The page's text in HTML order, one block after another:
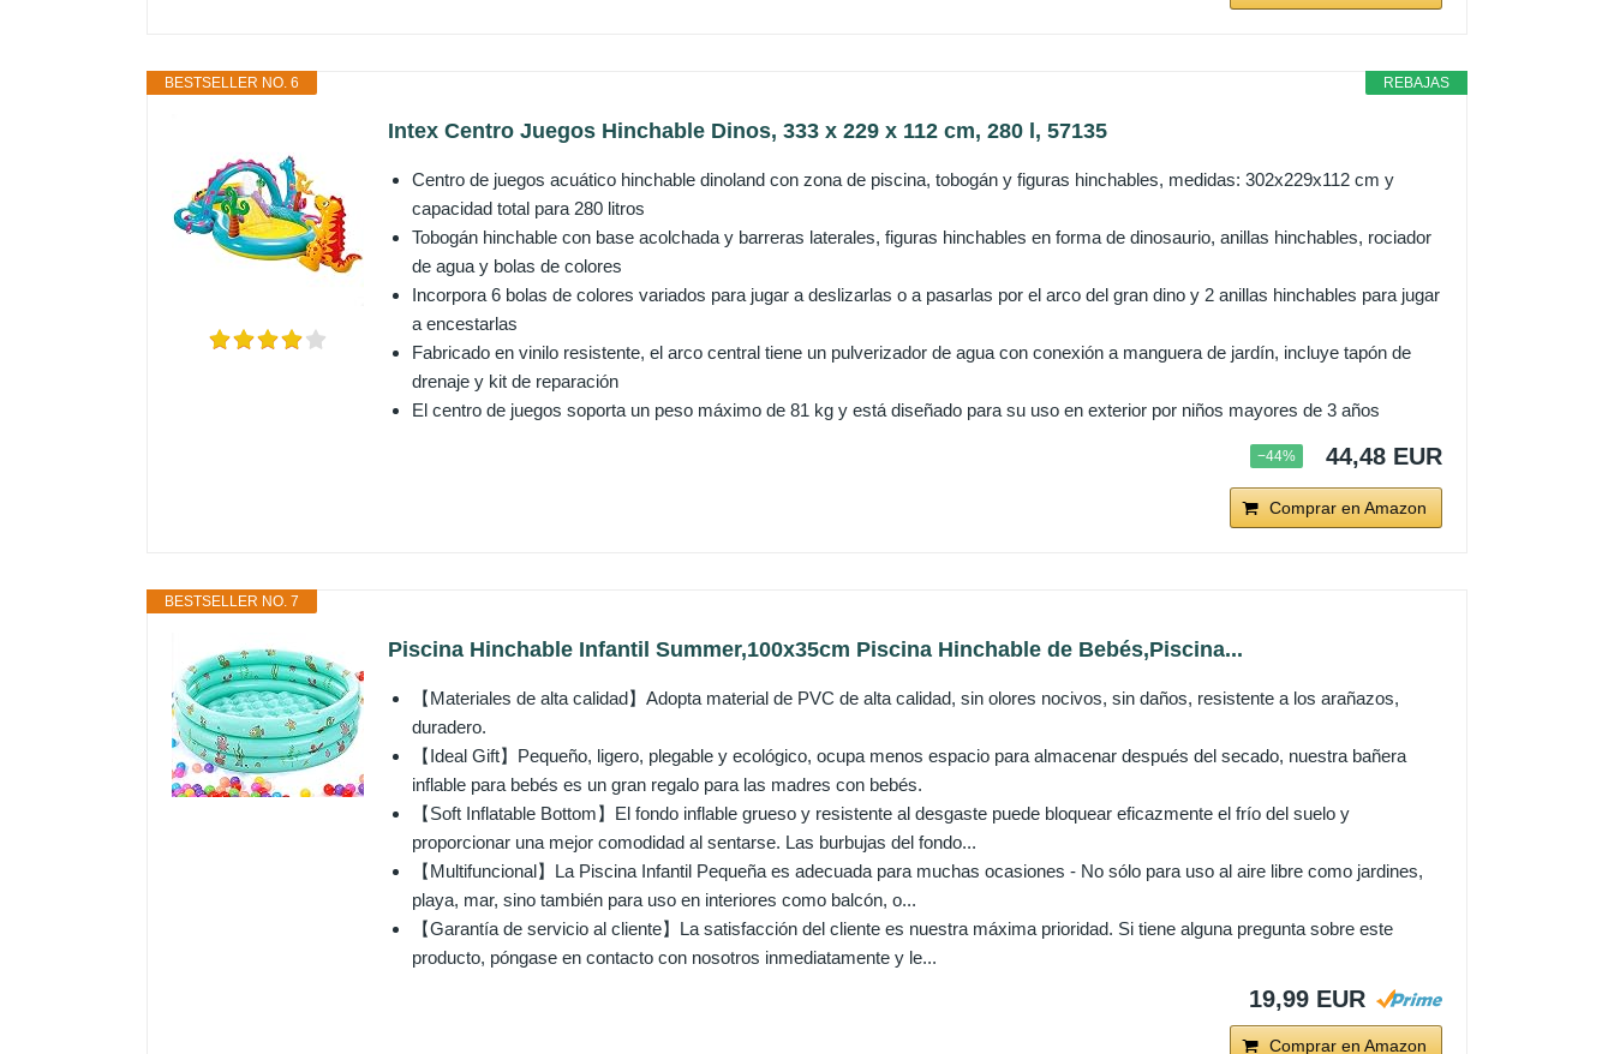
REBAJAS
BESTSELLER NO. 6
Intex Centro Juegos Hinchable Dinos, 333 x 229 x 112 cm, 280 l, 57135
Centro de juegos acuático hinchable dinoland con zona de piscina, tobogán y figuras hinchables, medidas: 302x229x112 cm y
capacidad total para 280 litros
Tobogán hinchable con base acolchada y barreras laterales, figuras hinchables en forma de dinosaurio, anillas hinchables, rociador
de agua y bolas de colores
Incorpora 6 bolas de colores variados para jugar a deslizarlas o a pasarlas por el arco del gran dino y 2 anillas hinchables para jugar
a encestarlas
Fabricado en vinilo resistente, el arco central tiene un pulverizador de agua con conexión a manguera de jardín, incluye tapón de
drenaje y kit de reparación
El centro de juegos soporta un peso máximo de 81 kg y está diseñado para su uso en exterior por niños mayores de 3 años
−44% 44,48 EUR
Comprar en Amazon
BESTSELLER NO. 7
Piscina Hinchable Infantil Summer,100x35cm Piscina Hinchable de Bebés,Piscina...
【Materiales de alta calidad】Adopta material de PVC de alta calidad, sin olores nocivos, sin daños, resistente a los arañazos,
duradero.
【Ideal Gift】Pequeño, ligero, plegable y ecológico, ocupa menos espacio para almacenar después del secado, nuestra bañera
inflable para bebés es un gran regalo para las madres con bebés.
【Soft Inflatable Bottom】El fondo inflable grueso y resistente al desgaste puede bloquear eficazmente el frío del suelo y
proporcionar una mejor comodidad al sentarse. Las burbujas del fondo...
【Multifuncional】La Piscina Infantil Pequeña es adecuada para muchas ocasiones - No sólo para uso al aire libre como jardines,
playa, mar, sino también para uso en interiores como balcón, o...
【Garantía de servicio al cliente】La satisfacción del cliente es nuestra máxima prioridad. Si tiene alguna pregunta sobre este
producto, póngase en contacto con nosotros inmediatamente y le...
19,99 EUR
Comprar en Amazon